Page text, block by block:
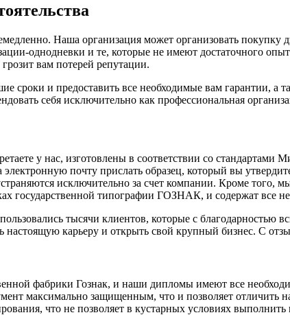
Наша организация может организовать покупку
однодневки и те, которые не имеют достаточного
вам потерей репутации.
и предоставить все необходимые вам гарантии, а
себя исключительно как профессиональная
у нас, изготовлены в соответствии со стандартами
почту прислать образец, который вы
исключительно за счет компании. Кроме того,
государственной типографии ГОЗНАК, и содержат все
тысячи клиентов, которые с
карьеру и открыть свой крупный бизнес. С
фабрики Гознак, и наши дипломы имеют все
максимально защищенным, что и позволяет отличить
что не позволяет в кустарных условиях